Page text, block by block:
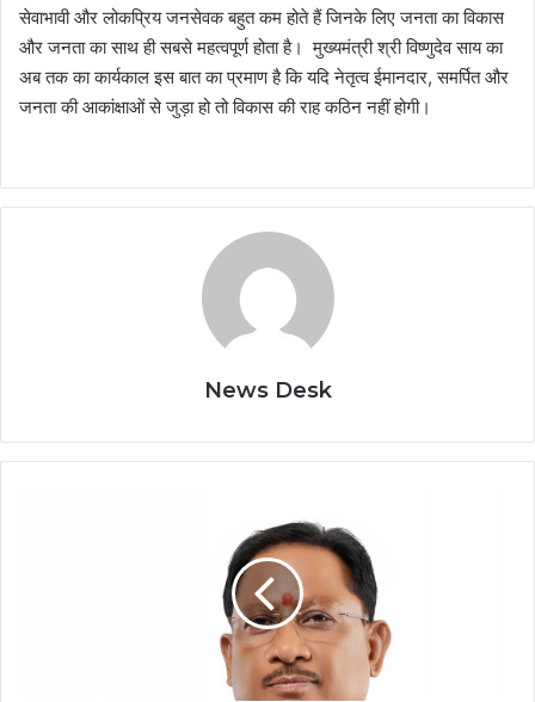
सेवाभावी और लोकप्रिय जनसेवक बहुत कम होते हैं जिनके लिए जनता का विकास
और जनता का साथ ही सबसे महत्वपूर्ण होता है। मुख्यमंत्री श्री विष्णुदेव साय का
अब तक का कार्यकाल इस बात का प्रमाण है कि यदि नेतृत्व ईमानदार, समर्पित और
जनता की आकांक्षाओं से जुड़ा हो तो विकास की राह कठिन नहीं होगी।
News Desk